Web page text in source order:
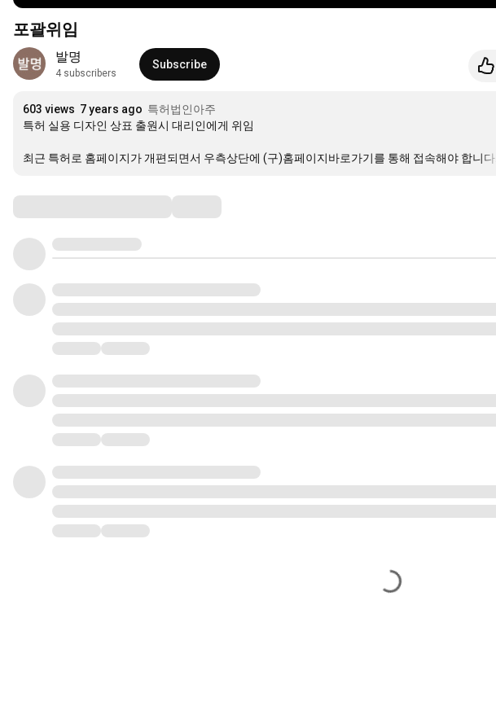
포괄위임
발명
4 subscribers
Subscribe
603 views 7 years ago 특허법인아주
특허 실용 디자인 상표 출원시 대리인에게 위임
최근 특허로 홈페이지가 개편되면서 우측상단에 (구)홈페이지바로가기를 통해 접속해야 합니다.